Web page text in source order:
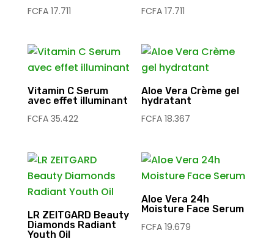
FCFA17.711 FCFA 17.711
Vitamin C Serum
avec effet illuminant
FCFA35.422
Aloe Vera Crème gel
hydratant
FCFA 18.367
LR ZEITGARD Beauty
Diamonds Radiant
Youth Oil
Aloe Vera 24h
Moisture Face Serum
FCFA 19.679